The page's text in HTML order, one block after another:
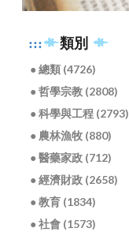
::: 類別
● 總類 (4726)
● 哲學宗教 (2808)
● 科學與工程 (2793)
● 農林漁牧 (880)
● 醫藥家政 (712)
● 經濟財政 (2658)
● 教育 (1834)
● 社會 (1573)